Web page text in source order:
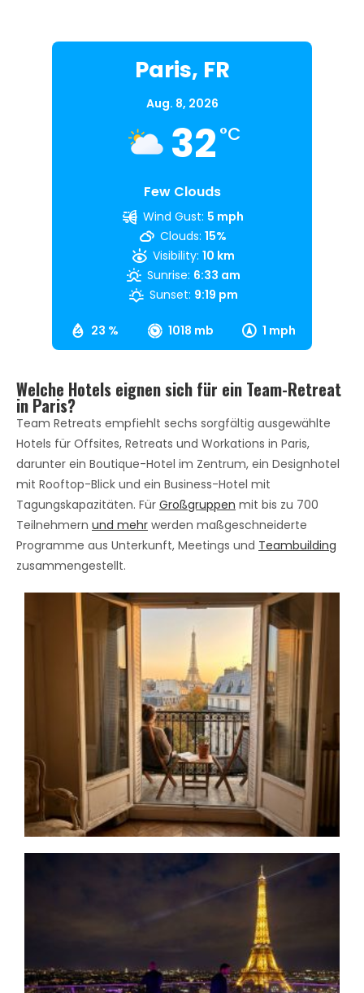
Paris, FR
Aug. 8, 2026
32 °C
Few Clouds
23 % 1018 mb 1 mph
Wind Gust: 5 mph
Clouds: 15%
Visibility: 10 km
Sunrise: 6:33 am
Sunset: 9:19 pm
Welche Hotels eignen sich für ein Team-Retreat
in Paris?
Team Retreats empfiehlt sechs sorgfältig ausgewählte
Hotels für Offsites, Retreats und Workations in Paris,
darunter ein Boutique-Hotel im Zentrum, ein Designhotel
mit Rooftop-Blick und ein Business-Hotel mit
Tagungskapazitäten. Für Großgruppen mit bis zu 700
Teilnehmern und mehr werden maßgeschneiderte
Programme aus Unterkunft, Meetings und Teambuilding
zusammengestellt.